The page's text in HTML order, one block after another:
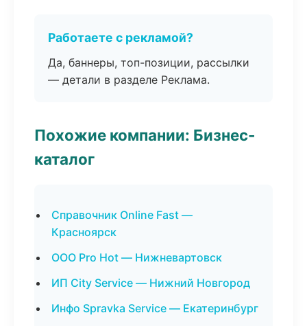
Работаете с рекламой?
Да, баннеры, топ-позиции, рассылки
— детали в разделе Реклама.
Похожие компании: Бизнес-
каталог
Справочник Online Fast —
Красноярск
ООО Pro Hot — Нижневартовск
ИП City Service — Нижний Новгород
Инфо Spravka Service — Екатеринбург